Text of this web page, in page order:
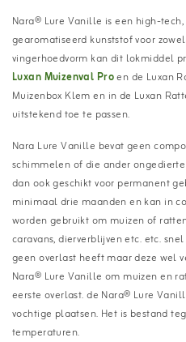
Nara® Lure Vanille is een high-
gearomatiseerd kunststof voor
vingerhoedvorm kan dit lokmiddel
Luxan Muizenval Proen de Luxan
Muizenbox Klem en in de Luxan
uitstekend toe te passen.
Nara Lure Vanille bevat geen
schimmelen of die ander
dan ook geschikt voor permanent
minimaal drie maanden en kan in
worden gebruikt om muizen of
caravans, dierverblijven etc. etc.
geen overlast heeft maar deze wel
Nara® Lure Vanille om muizen en
eerste overlast. de Nara® Lure
vochtige plaatsen. Het is bestand
temperaturen.